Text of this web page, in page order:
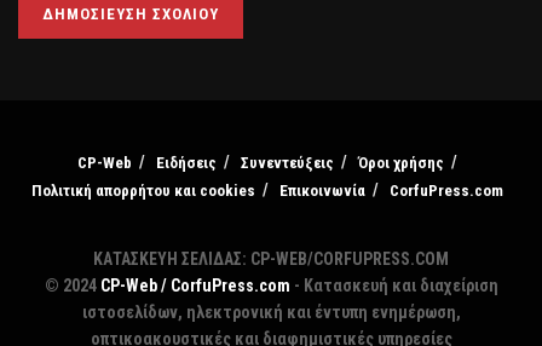
CP-Web Ειδήσεις Συνεντεύξεις
Όροι χρήσης
Πολιτική απορρήτου και cookies
Επικοινωνία CorfuPress.com
ΚΑΤΑΣΚΕΥΗ ΣΕΛΙΔΑΣ: CP-WEB/CORFUPRESS.COM
© 2024 CP-Web / CorfuPress.com - Κατασκευή και διαχείριση
ιστοσελίδων, ηλεκτρονική και έντυπη ενημέρωση,
οπτικοακουστικές και διαφημιστικές υπηρεσίες